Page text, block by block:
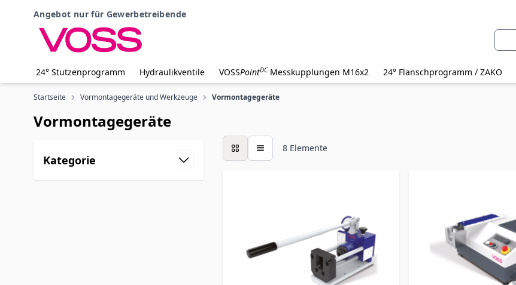
Angebot nur für Gewerbetreibende
Suche
24° Stutzenprogramm Hydraulikventile VOSSPointDC Messkupplungen M16x2 24° Flanschprogramm / ZAKO
Startseite Vormontagegeräte und Werkzeuge Vormontagegeräte
Vormontagegeräte
Kategorie
8 Elemente
Liste